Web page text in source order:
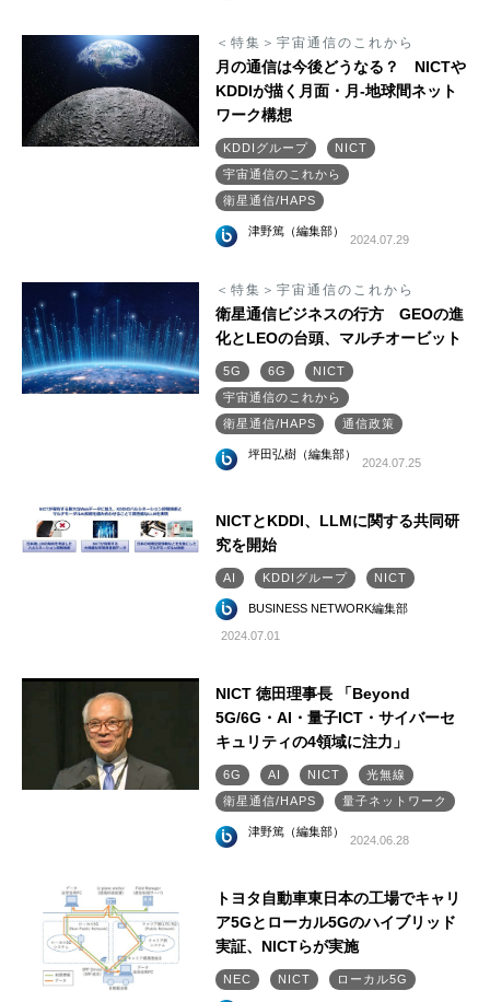
＜特集＞宇宙通信のこれから
月の通信は今後どうなる？ NICTや
KDDIが描く月面・月-地球間ネット
ワーク構想
KDDIグループ
NICT
宇宙通信のこれから
衛星通信/HAPS
津野篤（編集部）
2024.07.29
＜特集＞宇宙通信のこれから
衛星通信ビジネスの行方 GEOの進
化とLEOの台頭、マルチオービット
5G 6G
NICT
宇宙通信のこれから
衛星通信/HAPS
通信政策
坪田弘樹（編集部）
2024.07.25
NICTとKDDI、LLMに関する共同研
究を開始
AI KDDIグループ NICT
BUSINESS NETWORK編集部
2024.07.01
NICT 徳田理事長 「Beyond
5G/6G・AI・量子ICT・サイバーセ
キュリティの4領域に注力」
6G AI NICT
光無線
衛星通信/HAPS
量子ネットワーク
津野篤（編集部）
2024.06.28
トヨタ自動車東日本の工場でキャリ
ア5Gとローカル5Gのハイブリッド
実証、NICTらが実施
NEC NICT ローカル5G